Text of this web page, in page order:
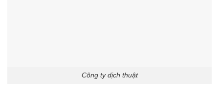
Công ty dịch thuật